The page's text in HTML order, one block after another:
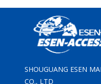
SHOUGUANG ESEN
CO., LTD